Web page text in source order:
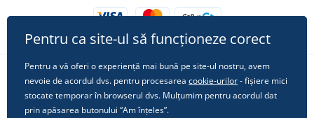
Urmărește-ne pe rețelele sociale
Pentru ca site-ul să funcționeze corect
Pentru a vă oferi o experiență mai bună pe site-ul nostru, avem
nevoie de acordul dvs. pentru procesarea cookie-urilor- fișiere mici
stocate temporar în browserul dvs. Mulțumim pentru acordul dat
prin apăsarea butonului “Am înțeles”.